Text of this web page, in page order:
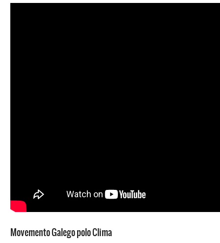
Movemento Galego polo Clima